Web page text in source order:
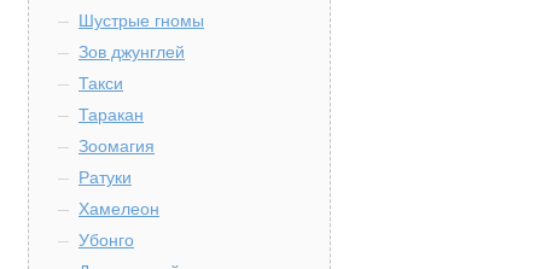
Шустрые гномы
Зов джунглей
Такси
Таракан
Зоомагия
Ратуки
Хамелеон
Убонго